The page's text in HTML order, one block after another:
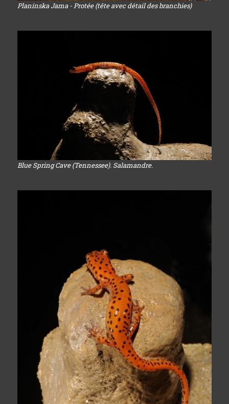
Planinska Jama - Protée (tête avec détail des branchies)
Blue Spring Cave (Tennessee). Salamandre.